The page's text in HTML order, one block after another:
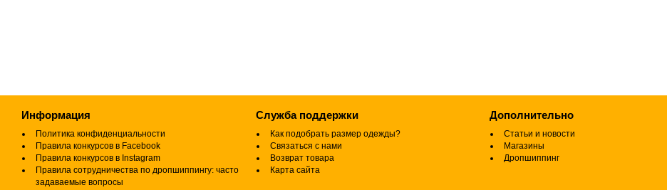
Информация
Политика конфиденциальности
Правила конкурсов в Facebook
Правила конкурсов в Instagram
Правила сотрудничества по дропшиппингу: часто
задаваемые вопросы
Служба поддержки
Как подобрать размер одежды?
Связаться с нами
Возврат товара
Карта сайта
Дополнительно
Статьи и новости
Магазины
Дропшиппинг